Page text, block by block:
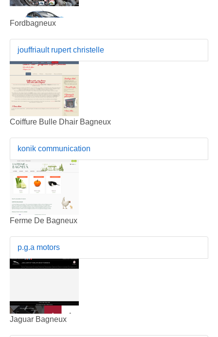
Fordbagneux
jouffriault rupert christelle
Coiffure Bulle Dhair Bagneux
konik communication
Ferme De Bagneux
p.g.a motors
Jaguar Bagneux